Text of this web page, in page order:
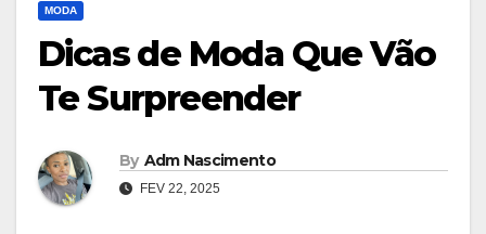
MODA
Dicas de Moda Que Vão
Te Surpreender
By Adm Nascimento
FEV 22, 2025